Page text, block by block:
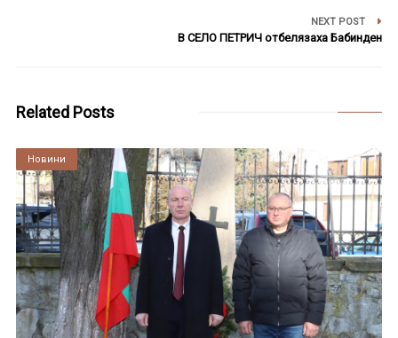
NEXT POST
В СЕЛО ПЕТРИЧ отбелязаха Бабинден
Related Posts
Култура
Новини